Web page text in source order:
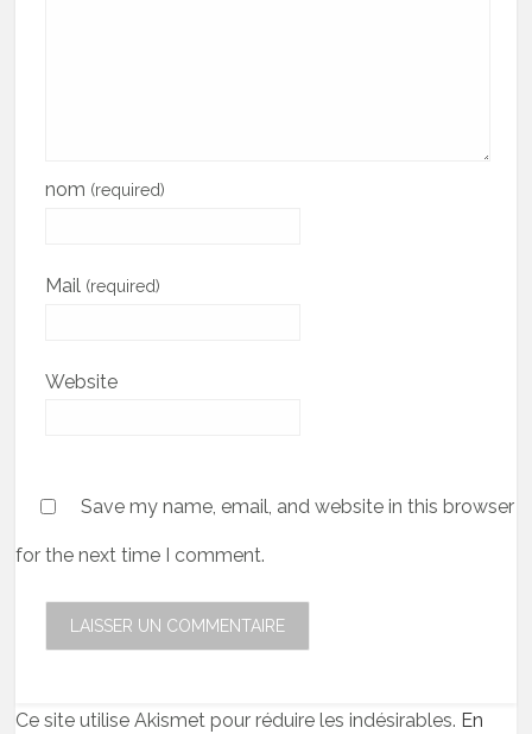
nom (required)
Mail (required)
Website
Save my name, email, and website in this browser
for the next time I comment.
Ce site utilise Akismet pour réduire les indésirables. En